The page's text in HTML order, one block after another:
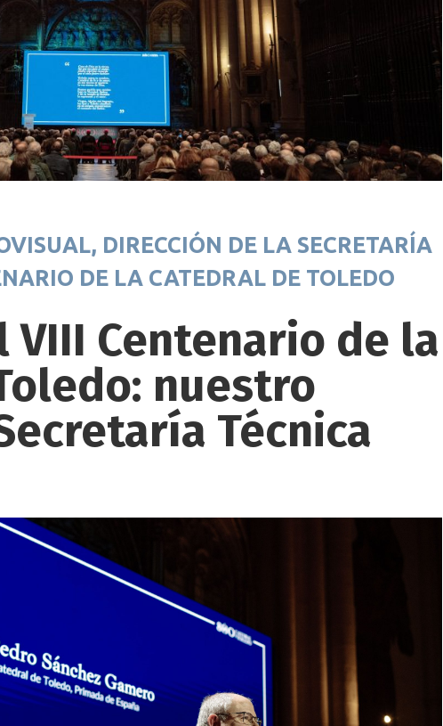
DIRECCIÓN DE LA SECRETARÍA
DE LA CATEDRAL DE TOLEDO
VIII Centenario de la
nuestro
Técnica